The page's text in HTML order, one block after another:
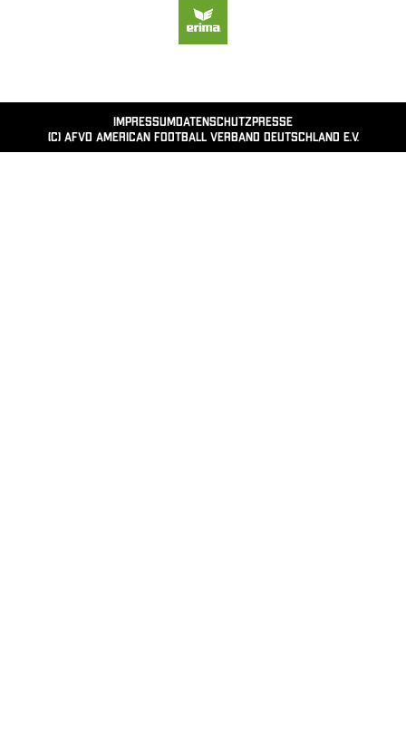
(c) AFVD American Football Verband Deutschland e.V.
ImpressumDatenschutzPresse